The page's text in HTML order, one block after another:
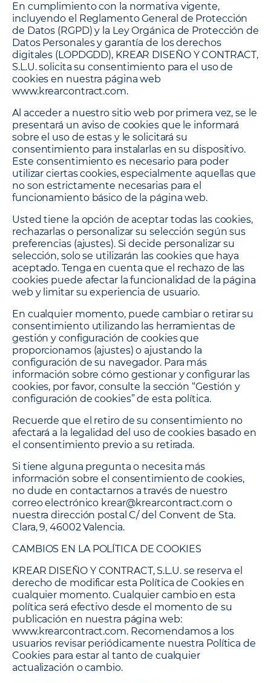
En cumplimiento con la normativa vigente,
incluyendo el Reglamento General de Protección
de Datos (RGPD) y la Ley Orgánica de Protección de
Datos Personales y garantía de los derechos
digitales (LOPDGDD), KREAR DISEÑO Y CONTRACT,
S.L.U. solicita su consentimiento para el uso de
cookies en nuestra página web
www.krearcontract.com.
Al acceder a nuestro sitio web por primera vez, se le
presentará un aviso de cookies que le informará
sobre el uso de estas y le solicitará su
consentimiento para instalarlas en su dispositivo.
Este consentimiento es necesario para poder
utilizar ciertas cookies, especialmente aquellas que
no son estrictamente necesarias para el
funcionamiento básico de la página web.
Usted tiene la opción de aceptar todas las cookies,
rechazarlas o personalizar su selección según sus
preferencias (ajustes). Si decide personalizar su
selección, solo se utilizarán las cookies que haya
aceptado. Tenga en cuenta que el rechazo de las
cookies puede afectar la funcionalidad de la página
web y limitar su experiencia de usuario.
En cualquier momento, puede cambiar o retirar su
consentimiento utilizando las herramientas de
gestión y configuración de cookies que
proporcionamos (ajustes) o ajustando la
configuración de su navegador. Para más
información sobre cómo gestionar y configurar las
cookies, por favor, consulte la sección “Gestión y
configuración de cookies” de esta política.
Recuerde que el retiro de su consentimiento no
afectará a la legalidad del uso de cookies basado en
el consentimiento previo a su retirada.
Si tiene alguna pregunta o necesita más
información sobre el consentimiento de cookies,
no dude en contactarnos a través de nuestro
correo electrónico krear@krearcontract.com o
nuestra dirección postal C/ del Convent de Sta.
Clara, 9, 46002 Valencia.
CAMBIOS EN LA POLÍTICA DE COOKIES
KREAR DISEÑO Y CONTRACT, S.L.U. se reserva el
derecho de modificar esta Política de Cookies en
cualquier momento. Cualquier cambio en esta
política será efectivo desde el momento de su
publicación en nuestra página web:
www.krearcontract.com. Recomendamos a los
usuarios revisar periódicamente nuestra Política de
Cookies para estar al tanto de cualquier
actualización o cambio.